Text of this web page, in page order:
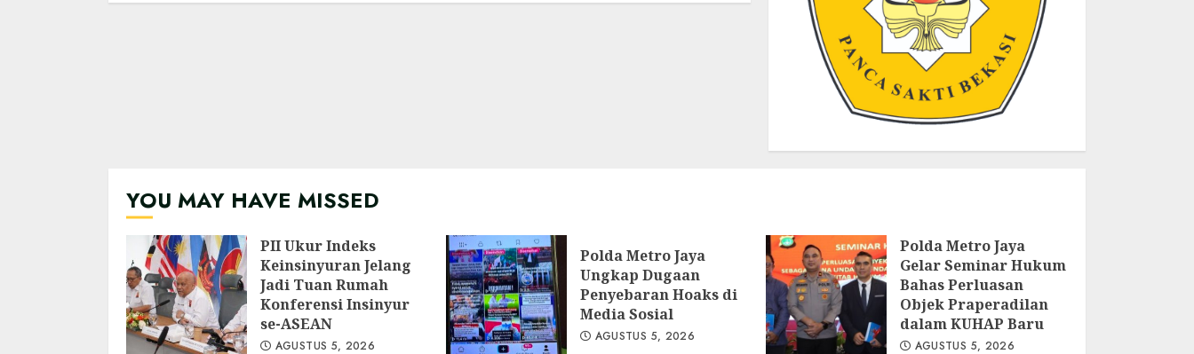
YOU MAY HAVE MISSED
PII Ukur Indeks
Keinsinyuran Jelang
Jadi Tuan Rumah
Konferensi Insinyur
se-ASEAN
AGUSTUS 5, 2026
Polda Metro Jaya
Ungkap Dugaan
Penyebaran Hoaks di
Media Sosial
AGUSTUS 5, 2026
Polda Metro Jaya
Gelar Seminar Hukum
Bahas Perluasan
Objek Praperadilan
dalam KUHAP Baru
AGUSTUS 5, 2026